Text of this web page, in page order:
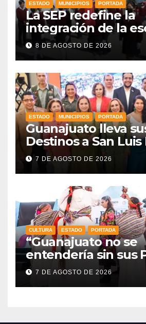
ESTADO MUNICIPIOS PORTADA
La SEP redefine la
integración de la
escolar prioritando la
inclusión
8 DE AGOSTO DE 2026
ESTADO MUNICIPIOS PORTADA
Guanajuato lleva
Destinos a San
vísperas de la
7 DE AGOSTO DE 2026
CULTURA ESTADO PORTADA
“Guanajuato no se
entendería sin sus
Indígenas”: Libia
fortalece el orgullo
7 DE AGOSTO DE 2026